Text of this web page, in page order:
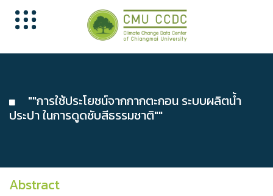
""การใช้ประโยชน์จากกากตะกอน ระบบผลิตนํ้า
ประปา ในการดูดซับสีธรรมชาติ""
Abstract